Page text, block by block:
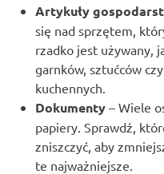
Artykuły
się nad sprzętem,
rzadko jest używany,
garnków, sztućców
kuchennych.
Dokumenty – Wiele
papiery. Sprawdź,
zniszczyć, aby
te najważniejsze.